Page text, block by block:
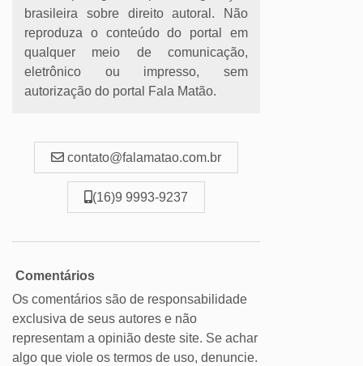
brasileira sobre direito autoral. Não
reproduza o conteúdo do portal em
qualquer meio de comunicação,
eletrônico ou impresso, sem
autorização do portal Fala Matão.
contato@falamatao.com.br
(16)9 9993-9237
Comentários
Os comentários são de responsabilidade
exclusiva de seus autores e não
representam a opinião deste site. Se achar
algo que viole os termos de uso, denuncie.